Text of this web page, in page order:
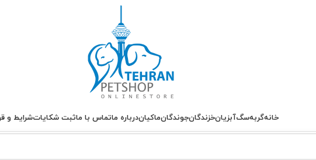
خانهگربهسگآبزیانخزندگانجوندگانماکیاندرباره ماتماس با ماثبت شکایاتشرایط و